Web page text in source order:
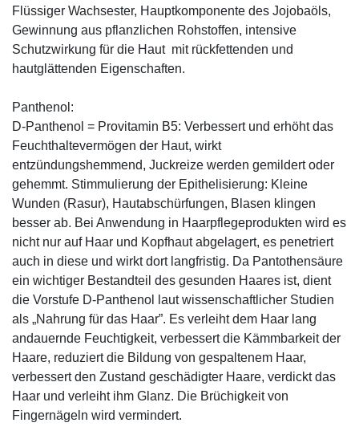
Flüssiger Wachsester, Hauptkomponente des Jojobaöls,
Gewinnung aus pflanzlichen Rohstoffen, intensive
Schutzwirkung für die Haut mit rückfettenden und
hautglättenden Eigenschaften.
Panthenol:
D-Panthenol = Provitamin B5: Verbessert und erhöht das
Feuchthaltevermögen der Haut, wirkt
entzündungshemmend, Juckreize werden gemildert oder
gehemmt. Stimmulierung der Epithelisierung: Kleine
Wunden (Rasur), Hautabschürfungen, Blasen klingen
besser ab. Bei Anwendung in Haarpflegeprodukten wird es
nicht nur auf Haar und Kopfhaut abgelagert, es penetriert
auch in diese und wirkt dort langfristig. Da Pantothensäure
ein wichtiger Bestandteil des gesunden Haares ist, dient
die Vorstufe D-Panthenol laut wissenschaftlicher Studien
als „Nahrung für das Haar”. Es verleiht dem Haar lang
andauernde Feuchtigkeit, verbessert die Kämmbarkeit der
Haare, reduziert die Bildung von gespaltenem Haar,
verbessert den Zustand geschädigter Haare, verdickt das
Haar und verleiht ihm Glanz. Die Brüchigkeit von
Fingernägeln wird vermindert.